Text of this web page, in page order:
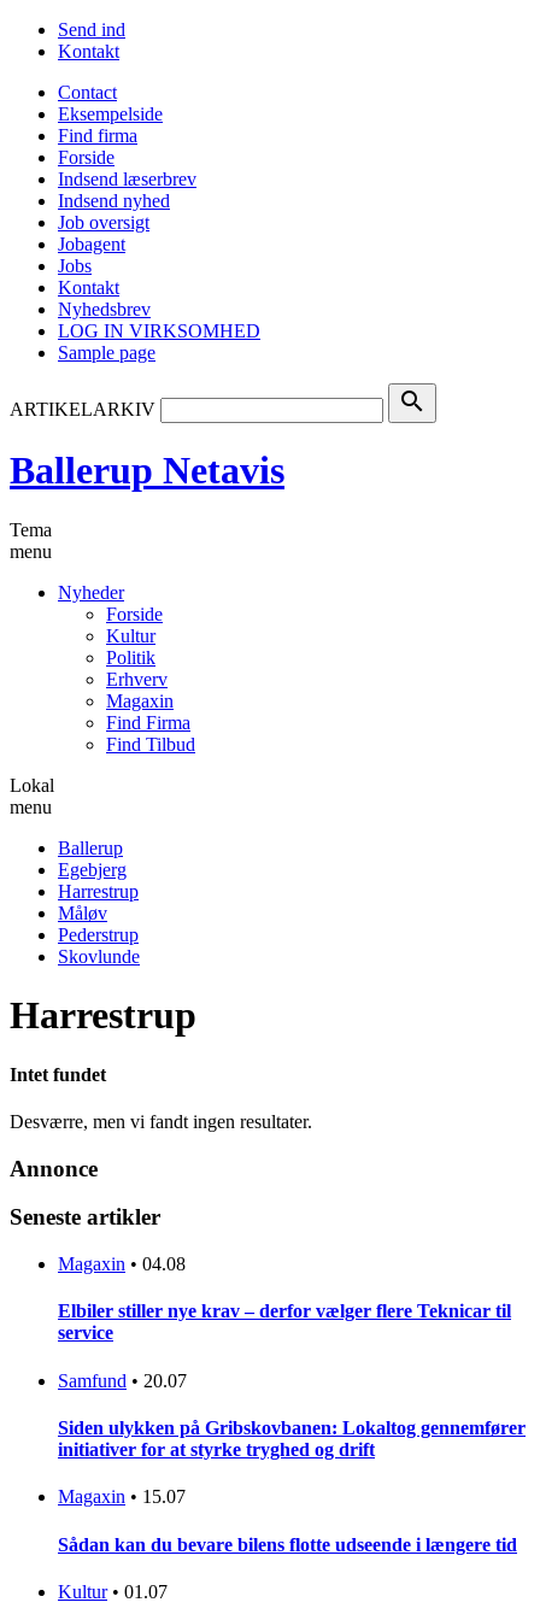
Send ind
Kontakt
Contact
Eksempelside
Find firma
Forside
Indsend læserbrev
Indsend nyhed
Job oversigt
Jobagent
Jobs
Kontakt
Nyhedsbrev
LOG IN VIRKSOMHED
Sample page
ARTIKELARKIV search
Ballerup Netavis
Tema
menu
Nyheder
Forside
Kultur
Politik
Erhverv
Magaxin
Find Firma
Find Tilbud
Lokal
menu
Ballerup
Egebjerg
Harrestrup
Måløv
Pederstrup
Skovlunde
Harrestrup
Intet fundet
Desværre, men vi fandt ingen resultater.
Annonce
Seneste artikler
Magaxin • 04.08
Elbiler stiller nye krav – derfor vælger flere Teknicar til
service
Samfund • 20.07
Siden ulykken på Gribskovbanen: Lokaltog gennemfører
initiativer for at styrke tryghed og drift
Magaxin • 15.07
Sådan kan du bevare bilens flotte udseende i længere tid
Kultur • 01.07